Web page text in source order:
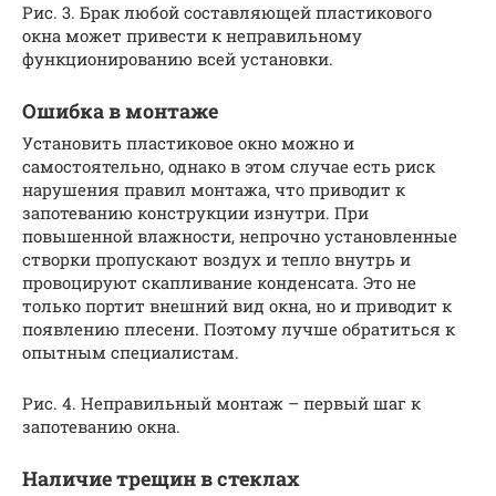
Рис. 3. Брак любой составляющей пластикового
окна может привести к неправильному
функционированию всей установки.
Ошибка в монтаже
Установить пластиковое окно можно и
самостоятельно, однако в этом случае есть риск
нарушения правил монтажа, что приводит к
запотеванию конструкции изнутри. При
повышенной влажности, непрочно установленные
створки пропускают воздух и тепло внутрь и
провоцируют скапливание конденсата. Это не
только портит внешний вид окна, но и приводит к
появлению плесени. Поэтому лучше обратиться к
опытным специалистам.
Рис. 4. Неправильный монтаж – первый шаг к
запотеванию окна.
Наличие трещин в стеклах